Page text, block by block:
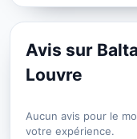
Avis sur
Louvre
Aucun avis pour le
votre expérience.